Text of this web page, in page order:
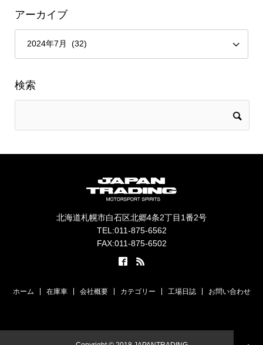
アーカイブ
検索
北海道札幌市白石区北郷4条2丁目1番2号
TEL:011-875-6562
FAX:011-875-6502
ホーム 在庫車 会社概要 カテゴリー 工場日誌 お問い合わせ